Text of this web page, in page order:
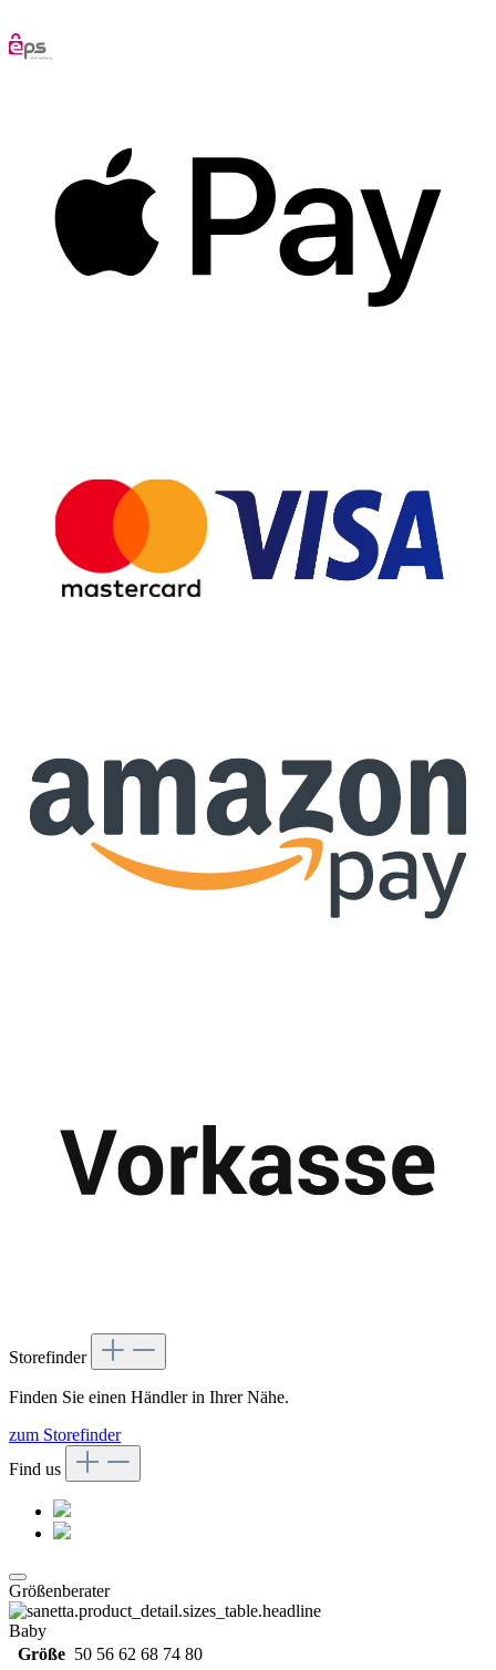
Storefinder
Finden Sie einen Händler in Ihrer Nähe.
zum Storefinder
Find us
Größenberater
Baby
Größe 50 56 62 68 74 80